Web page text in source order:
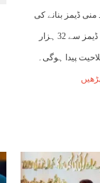
3 سال میں 800 مزید منی ڈیمز بنانے کی
منظوری دیدی گئی ،800 نئے منی ڈیمز سے 32 ہزار
پیدا ہوگی۔